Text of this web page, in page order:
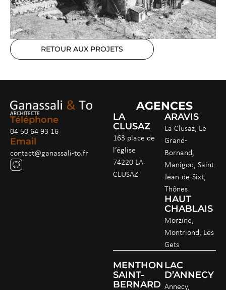
RETOUR AUX PROJETS
Téléphone
04 50 64 93 16
Email
contact@ganassali-to.fr
AGENCES
LA
CLUSAZ
163 place de
l’église
74220 LA
CLUSAZ
ARAVIS
La Clusaz, Le
Grand-
Bornand,
Manigod, Saint-
Jean-de-Sixt,
Thônes
HAUT
CHABLAIS
Morzine,
Montriond, Les
Gets
MENTHON
SAINT-
BERNARD
LAC
D’ANNECY
Annecy,